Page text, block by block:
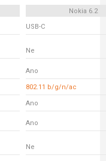
Nokia 6.2
USB-C
Ne
Ano
802.11 b/g/n/ac
Ano
Ano
Ne